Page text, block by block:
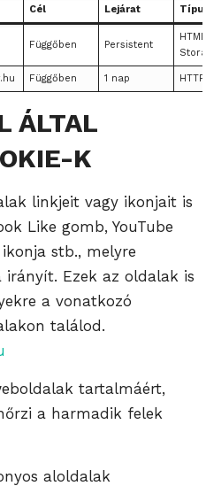
Cél Lejárat
Függőben Persistent
Függőben 1 nap
ÁLTAL
K
linkjeit vagy ikonjait is
Like gomb, YouTube
stb., melyre
Ezek az oldalak is
a vonatkozó
találod.
tartalmáért,
a harmadik felek
aloldalak